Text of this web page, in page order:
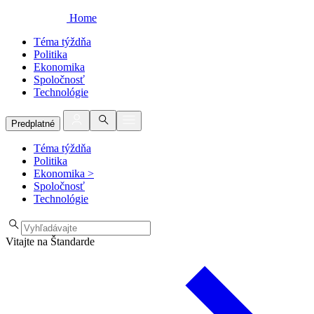
Home
Téma týždňa
Politika
Ekonomika
Spoločnosť
Technológie
Predplatné
Téma týždňa
Politika
Ekonomika >
Spoločnosť
Technológie
Vitajte na Štandarde